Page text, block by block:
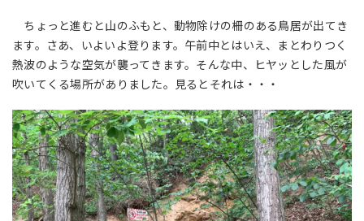
ちょっと進むと山のふもと、動物除けの柵のある鳥居が出てき
ます。さあ、いよいよ登ります。午前中とはいえ、まとわりつく
熱波のような空気が襲ってきます。そんな中、ヒヤッとした風が
吹いてくる場所がありました。見るとそれは・・・